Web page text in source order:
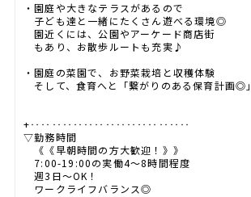
・園庭や大きなテラスがあるので
子ども達と一緒にたくさん遊べる環境◎
園近くには、公園やアーケード商店街
もあり、お散歩ルートも充実♪
・園庭の菜園で、お野菜栽培と収穫体験
そして、食育へと「繋がりのある保育計画◎」
+‥‥‥‥‥‥‥‥‥‥‥‥‥‥‥
▽勤務時間
《《早朝時間の方大歓迎！》》
7:00-19:00の実働4～8時間程度
週3日～OK！
ワークライフバランス◎